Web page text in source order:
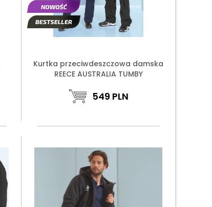
Kurtka przeciwdeszczowa damska
REECE AUSTRALIA TUMBY
549 PLN